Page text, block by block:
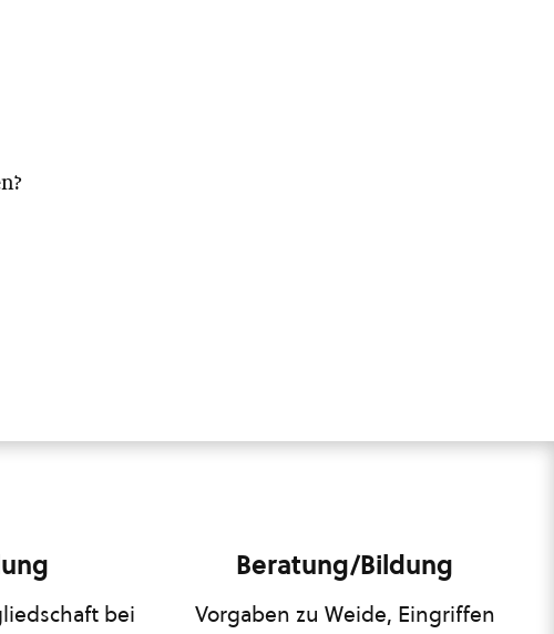
bei
Beratung/Bildung
Vorgaben zu Weide, Eingriffen